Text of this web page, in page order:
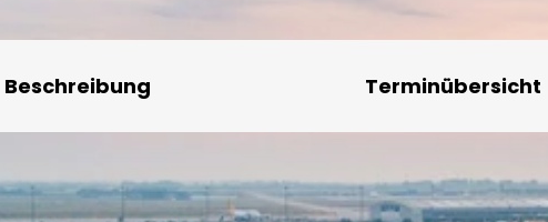
Beschreibung Terminübersicht